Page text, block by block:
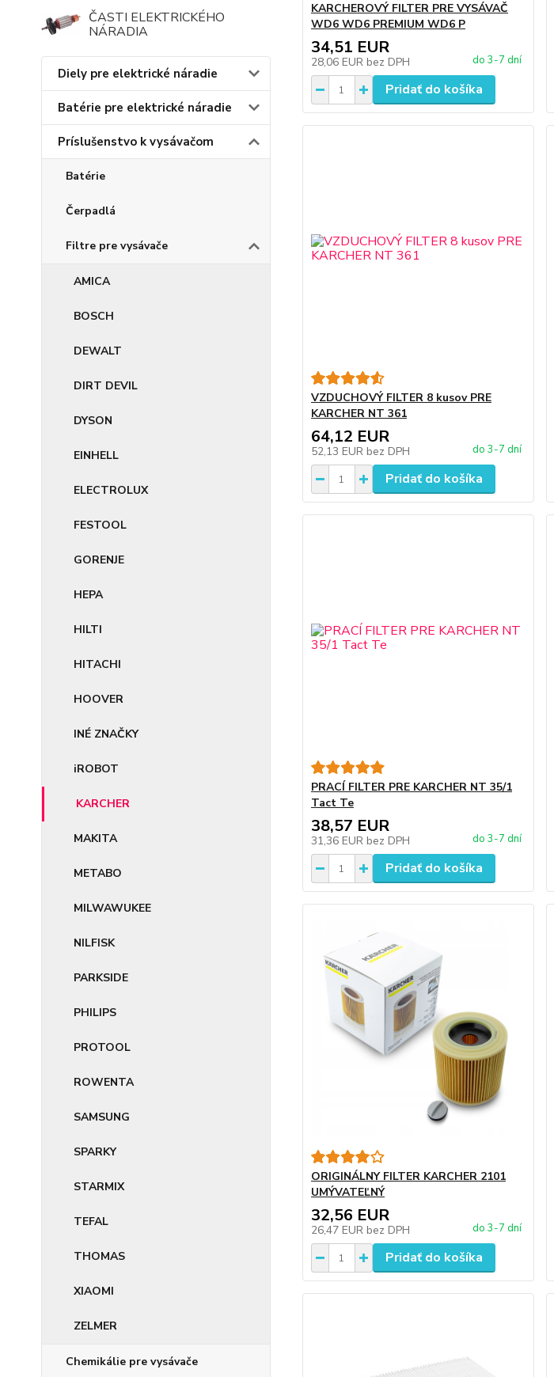
ČASTI ELEKTRICKÉHO
NÁRADIA
Diely pre elektrické náradie
Batérie pre elektrické náradie
Príslušenstvo k vysávačom
Batérie
Čerpadlá
Filtre pre vysávače
AMICA
BOSCH
DEWALT
DIRT DEVIL
DYSON
EINHELL
ELECTROLUX
FESTOOL
GORENJE
HEPA
HILTI
HITACHI
HOOVER
INÉ ZNAČKY
iROBOT
KARCHER
MAKITA
METABO
MILWAWUKEE
NILFISK
PARKSIDE
PHILIPS
PROTOOL
ROWENTA
SAMSUNG
SPARKY
STARMIX
TEFAL
THOMAS
XIAOMI
ZELMER
Chemikálie pre vysávače
KARCHEROVÝ FILTER PRE VYSÁVAČ
WD6 WD6 PREMIUM WD6 P
34,51 EUR
28,06 EUR bez DPH do 3-7 dní
Pridať do košíka
VZDUCHOVÝ FILTER 8 kusov PRE
KARCHER NT 361
64,12 EUR
52,13 EUR bez DPH do 3-7 dní
Pridať do košíka
PRACÍ FILTER PRE KARCHER NT 35/1
Tact Te
38,57 EUR
31,36 EUR bez DPH do 3-7 dní
Pridať do košíka
ORIGINÁLNY FILTER KARCHER 2101
UMÝVATEĽNÝ
32,56 EUR
26,47 EUR bez DPH do 3-7 dní
Pridať do košíka